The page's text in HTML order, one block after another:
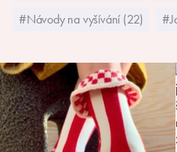
#Návody na vyšívání (22)